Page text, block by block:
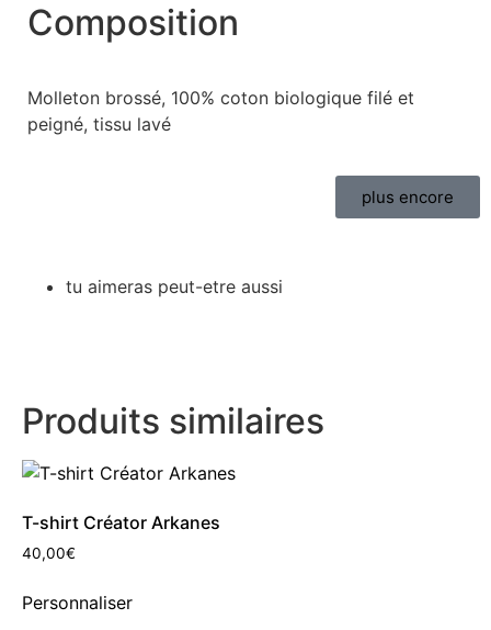
Composition
Molleton brossé, 100% coton biologique filé et
peigné, tissu lavé
plus encore
tu aimeras peut-etre aussi
Produits similaires
T-shirt Créator Arkanes
40,00€
Personnaliser